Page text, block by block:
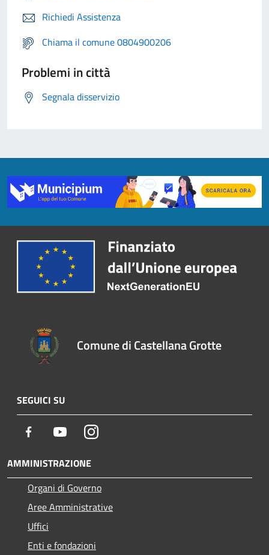
Richiedi Assistenza
Chiama il comune 0804900206
Problemi in città
Segnala disservizio
Comune di Castellana Grotte
SEGUICI SU
Facebook YoutubeInstagram
AMMINISTRAZIONE
Organi di Governo
Aree Amministrative
Uffici
Enti e fondazioni